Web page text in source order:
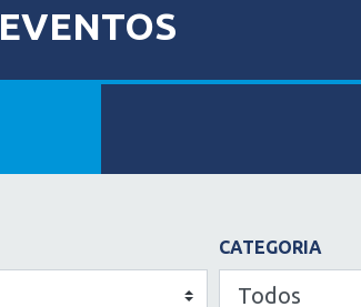
EVENTOS
CATEGORIA